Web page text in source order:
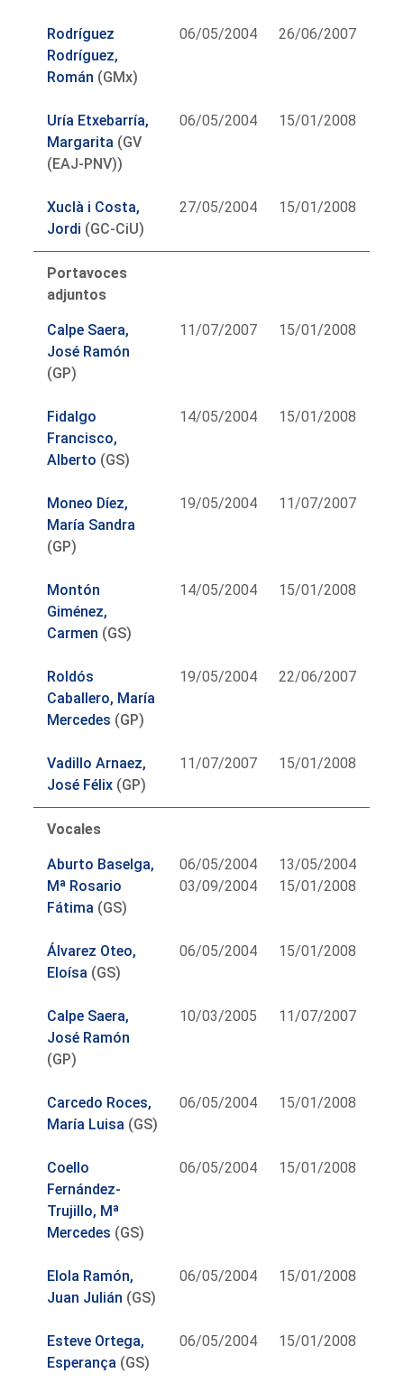
Rodríguez
Rodríguez,
Román (GMx)
06/05/2004 26/06/2007
Uría Etxebarría,
Margarita (GV
(EAJ-PNV))
06/05/2004 15/01/2008
Xuclà i Costa,
Jordi (GC-CiU)
27/05/2004 15/01/2008
Portavoces
adjuntos
Calpe Saera,
José Ramón
(GP)
11/07/2007 15/01/2008
Fidalgo
Francisco,
Alberto (GS)
14/05/2004 15/01/2008
Moneo Díez,
María Sandra
(GP)
19/05/2004 11/07/2007
Montón
Giménez,
Carmen (GS)
14/05/2004 15/01/2008
Roldós
Caballero, María
Mercedes (GP)
19/05/2004 22/06/2007
Vadillo Arnaez,
José Félix (GP)
11/07/2007 15/01/2008
Vocales
Aburto Baselga,
Mª Rosario
Fátima (GS)
06/05/2004
03/09/2004
13/05/2004
15/01/2008
Álvarez Oteo,
Eloísa (GS)
06/05/2004 15/01/2008
Calpe Saera,
José Ramón
(GP)
10/03/2005 11/07/2007
Carcedo Roces,
María Luisa (GS)
06/05/2004 15/01/2008
Coello
Fernández-
Trujillo, Mª
Mercedes (GS)
06/05/2004 15/01/2008
Elola Ramón,
Juan Julián (GS)
06/05/2004 15/01/2008
Esteve Ortega,
Esperança (GS)
06/05/2004 15/01/2008